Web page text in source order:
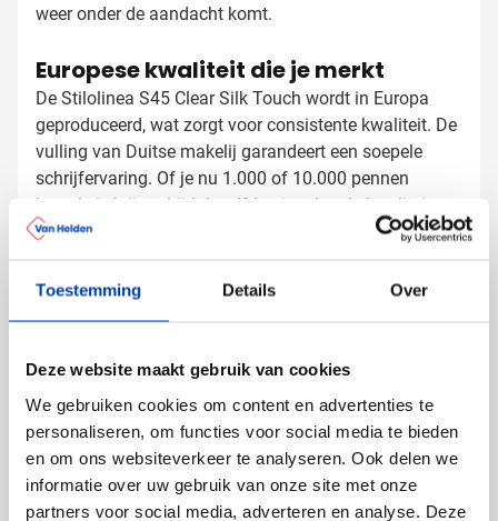
Toestemming Details Over
Deze website maakt gebruik van cookies
We gebruiken cookies om content en advertenties te
personaliseren, om functies voor social media te bieden
en om ons websiteverkeer te analyseren. Ook delen we
informatie over uw gebruik van onze site met onze
partners voor social media, adverteren en analyse. Deze
weer onder de aandacht komt.
Europese kwaliteit die je merkt
De Stilolinea S45 Clear Silk Touch wordt in Europa
geproduceerd, wat zorgt voor consistente kwaliteit. De
vulling van Duitse makelij garandeert een soepele
schrijfervaring. Of je nu 1.000 of 10.000 pennen
bestelt, je krijgt altijd dezelfde uitstekende kwaliteit.
Bij Van Helden Relatiegeschenken bedrukken we jouw
S45 Clear Silk Touch pennen precies zoals jij dat wilt:
Met een tekst of slogan
De transparante behuizing zorgt ervoor dat jouw
bedrukking extra goed tot zijn recht komt. Leverbaar
vanaf 1.000 stuks per kleur, en verpakt in handige
doosjes van 100 stuks.